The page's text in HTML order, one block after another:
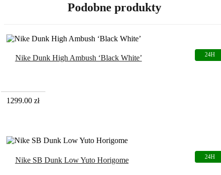
Podobne produkty
Nike Dunk High Ambush ‘Black White’
1299.00 zł
Nike SB Dunk Low Yuto Horigome